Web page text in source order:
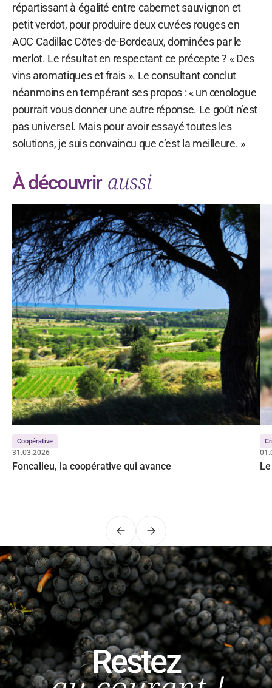
répartissant à égalité entre cabernet sauvignon et
petit verdot, pour produire deux cuvées rouges en
AOC Cadillac Côtes-de-Bordeaux, dominées par le
merlot. Le résultat en respectant ce précepte ? « Des
vins aromatiques et frais ». Le consultant conclut
néanmoins en tempérant ses propos : « un œnologue
pourrait vous donner une autre réponse. Le goût n’est
pas universel. Mais pour avoir essayé toutes les
solutions, je suis convaincu que c’est la meilleure. »
À découvrir aussi
Coopérative
31.03.2026
Foncalieu, la coopérative qui avance
PrécédentSuivant
Restez